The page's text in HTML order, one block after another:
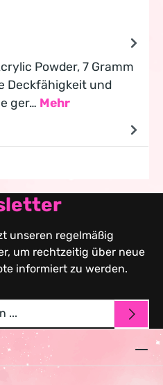
Powder, 7 Gramm
Deckfähigkeit und
ger… Mehr
unseren regelmäßig
um rechtzeitig über neue
informiert zu werden.